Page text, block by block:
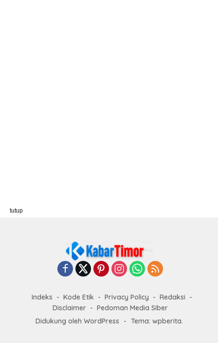
Indeks Kode Etik Privacy Policy
Redaksi
Disclaimer
Pedoman Media Siber
Didukung oleh WordPress
- Tema: wpberita.
tutup